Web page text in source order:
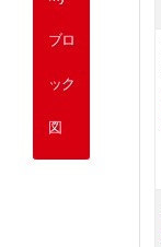
ブロ
ック
図